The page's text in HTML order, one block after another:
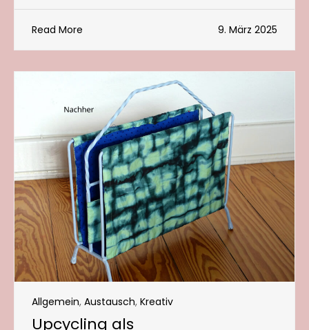
Read More 9. März 2025
Allgemein, Austausch, Kreativ
Upcycling als